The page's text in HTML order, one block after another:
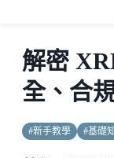
解密
全、合
#新手教學 #基礎